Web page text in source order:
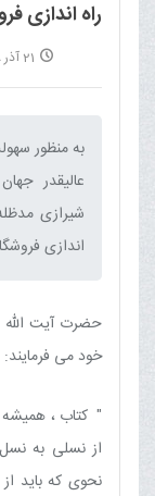
راه اندازی
21 آذر 1398
به منظور
عالیقدر
شیرازی
اندازی
حضرت آیت الله
خود می فرمایند:
" كتاب ، هميشه
از نسلى به
نحوی که باید